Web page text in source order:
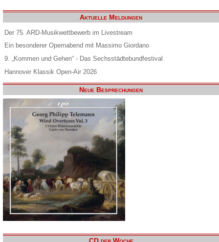
Aktuelle Meldungen
Der 75. ARD-Musikwettbewerb im Livestream
Ein besonderer Opernabend mit Massimo Giordano
9. „Kommen und Gehen“ - Das Sechsstädtebundfestival
Hannover Klassik Open-Air 2026
Neue Besprechungen